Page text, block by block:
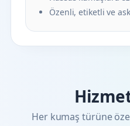
Özenli, etiketli ve
Her kumaş türüne